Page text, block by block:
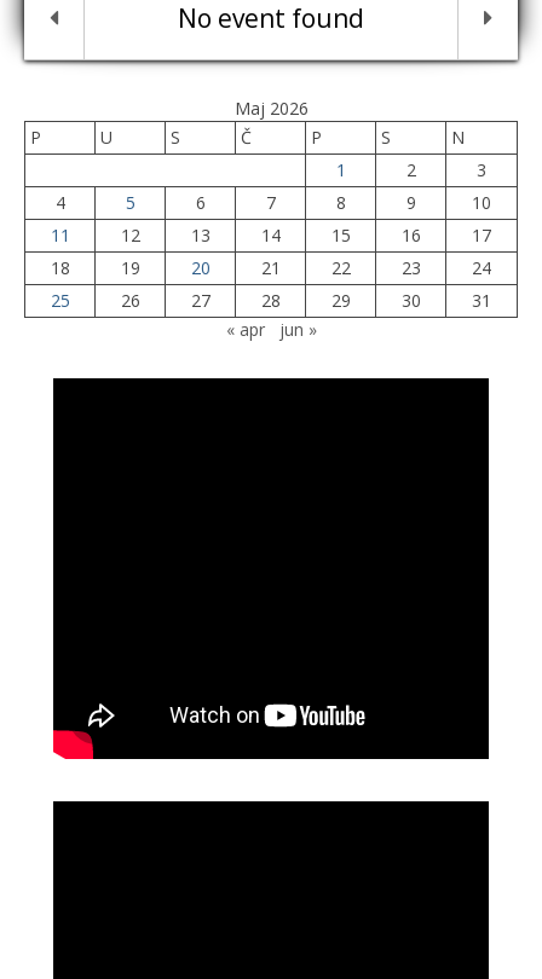
No event found
Maj 2026
P
U S Č P S
N
1
2
3
4
5 6 7 8 9
10
11
12 13 14 15 16
17
18
19 20 21 22 23
24
25
26 27 28 29 30
31
« apr
jun »